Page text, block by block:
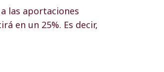
las aportaciones
en un 25%. Es decir,